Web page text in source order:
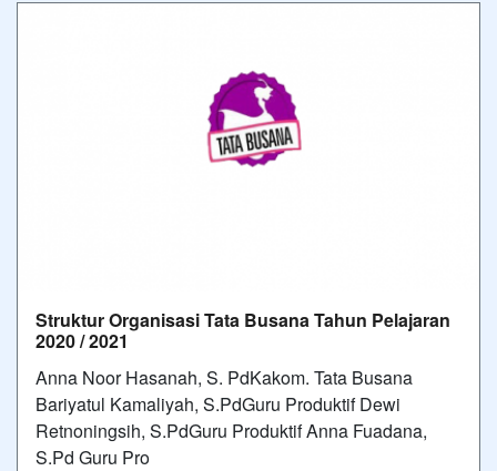
Struktur Organisasi Tata Busana Tahun Pelajaran
2020 / 2021
Anna Noor Hasanah, S. PdKakom. Tata Busana
Bariyatul Kamaliyah, S.PdGuru Produktif Dewi
Retnoningsih, S.PdGuru Produktif Anna Fuadana,
S.Pd Guru Pro